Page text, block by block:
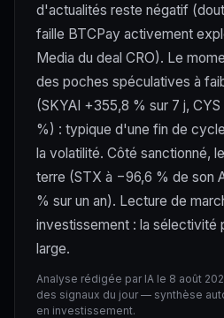
d'actualités reste négatif
faille BTCPay activement
Media du deal CRO). Le
des poches spéculatives à
(SKYAI +355,8 % sur 7 j,
%) : typique d'une fin de
la volatilité. Côté sanctionné,
terre (STX à −96,6 % de son
% sur un an). Lecture de
investissement : la sélectivité
large.
Analyse rédigée par IA le 8 août
des signaux du jour — synthèse
en investissement.